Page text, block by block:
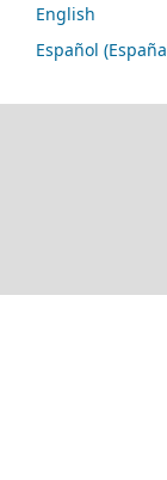
English
Español